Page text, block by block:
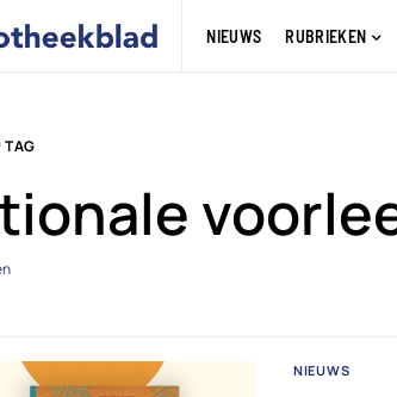
NIEUWS RUBRIEKEN
TAG
NIEUWS